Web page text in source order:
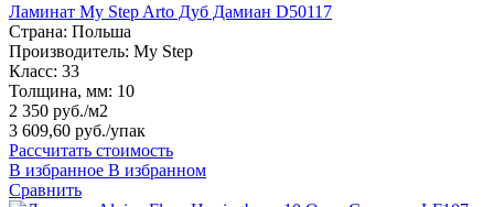
Ламинат My Step Arto Дуб Дамиан D50117
Страна: Польша
Производитель: My Step
Класс: 33
Толщина, мм: 10
2 350 руб./м2
3 609,60 руб./упак
Рассчитать стоимость
В избранное В избранном
Сравнить